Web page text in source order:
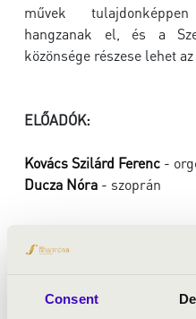
Consent
művek
hangzanak el, és a
közönsége részese lehet
ELŐADÓK:
Kovács Szilárd Ferenc -
Ducza Nóra - szoprán
MŰSOR:
Lalande: Or dites nous